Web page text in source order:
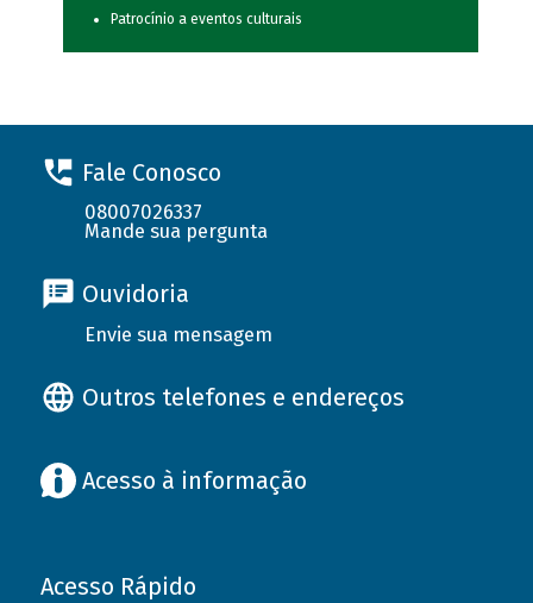
Patrocínio a eventos culturais
Fale Conosco
08007026337
Mande sua pergunta
Ouvidoria
Envie sua mensagem
Outros telefones e endereços
Acesso à informação
Acesso Rápido